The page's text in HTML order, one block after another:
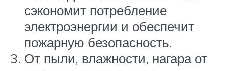
сэкономит потребление
электроэнергии и обеспечит
пожарную безопасность.
От пыли, влажности, нагара от